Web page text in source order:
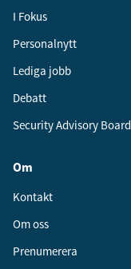
I Fokus
Personalnytt
Lediga jobb
Debatt
Security Advisory Board
Om
Kontakt
Om oss
Prenumerera